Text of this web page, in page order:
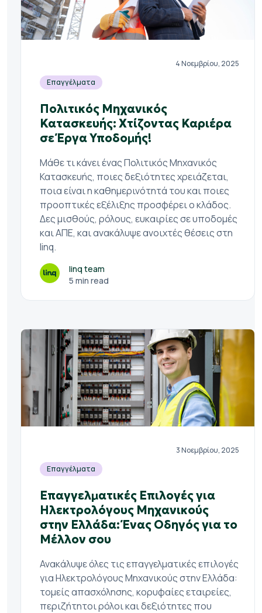
4 Νοεμβρίου, 2025
Επαγγέλματα
Πολιτικός Μηχανικός
Κατασκευής: Χτίζοντας Καριέρα
σε Έργα Υποδομής!
Μάθε τι κάνει ένας Πολιτικός Μηχανικός
Κατασκευής, ποιες δεξιότητες χρειάζεται,
ποια είναι η καθημερινότητά του και ποιες
προοπτικές εξέλιξης προσφέρει ο κλάδος.
Δες μισθούς, ρόλους, ευκαιρίες σε υποδομές
και ΑΠΕ, και ανακάλυψε ανοιχτές θέσεις στη
linq.
linq team
5 min read
3 Νοεμβρίου, 2025
Επαγγέλματα
Επαγγελματικές Επιλογές για
Ηλεκτρολόγους Μηχανικούς
στην Ελλάδα: Ένας Οδηγός για το
Μέλλον σου
Ανακάλυψε όλες τις επαγγελματικές επιλογές
για Ηλεκτρολόγους Μηχανικούς στην Ελλάδα:
τομείς απασχόλησης, κορυφαίες εταιρείες,
περιζήτητοι ρόλοι και δεξιότητες που